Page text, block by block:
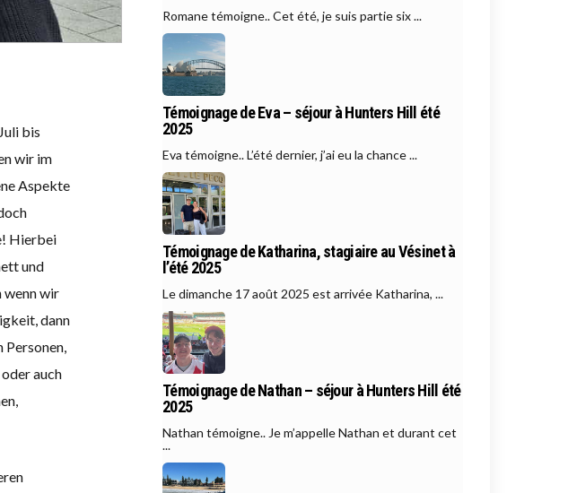
bis
wir im
Aspekte
Hierbei
und
wenn wir
dann
Personen,
auch
Romane témoigne.. Cet été, je suis partie six ...
Témoignage de Eva – séjour à Hunters Hill été
2025
Eva témoigne.. L’été dernier, j’ai eu la chance ...
Témoignage de Katharina, stagiaire au Vésinet à
l’été 2025
Le dimanche 17 août 2025 est arrivée Katharina, ...
Témoignage de Nathan – séjour à Hunters Hill été
2025
Nathan témoigne.. Je m’appelle Nathan et durant cet
...